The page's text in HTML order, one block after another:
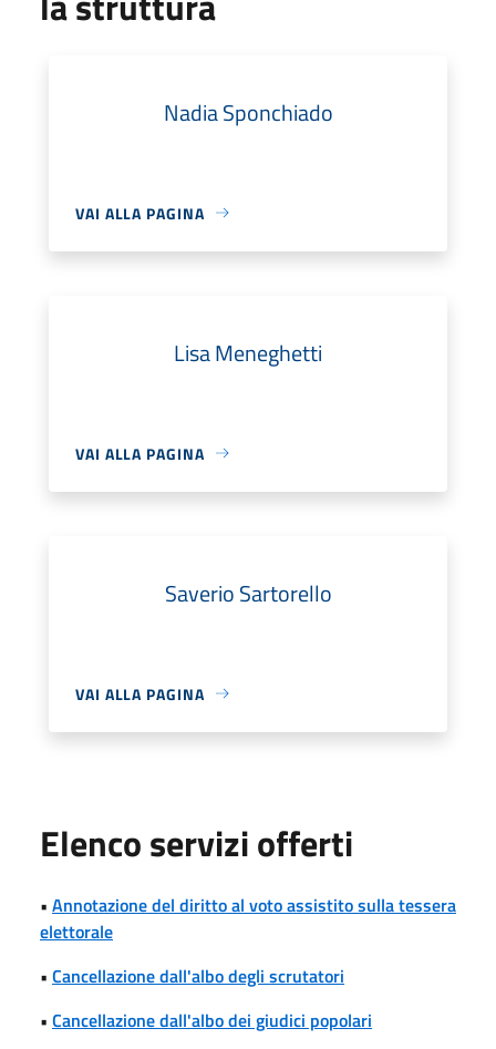
Nadia Sponchiado
VAI ALLA PAGINA
Lisa Meneghetti
VAI ALLA PAGINA
Saverio Sartorello
VAI ALLA PAGINA
Elenco servizi offerti
• Annotazione del diritto al voto assistito sulla tessera
elettorale
• Cancellazione dall'albo degli scrutatori
• Cancellazione dall'albo dei giudici popolari